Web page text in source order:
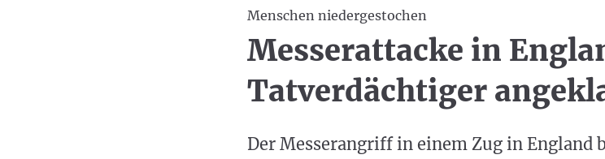
Menschen niedergestochen
Messerattacke in
Tatverdächtiger
Der Messerangriff in einem Zug in England